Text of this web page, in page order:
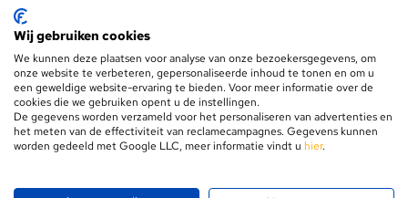
Op voorraad
€1,95
€0,95
Wij gebruiken cookies
We kunnen deze plaatsen voor analyse van onze bezoekersgegevens, om
onze website te verbeteren, gepersonaliseerde inhoud te tonen en om u
een geweldige website-ervaring te bieden. Voor meer informatie over de
cookies die we gebruiken opent u de instellingen.
De gegevens worden verzameld voor het personaliseren van advertenties en
het meten van de effectiviteit van reclamecampagnes. Gegevens kunnen
worden gedeeld met Google LLC, meer informatie vindt u hier.